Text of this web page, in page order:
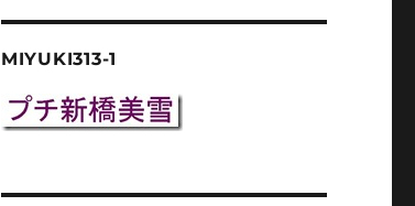
MIYUKI313-1